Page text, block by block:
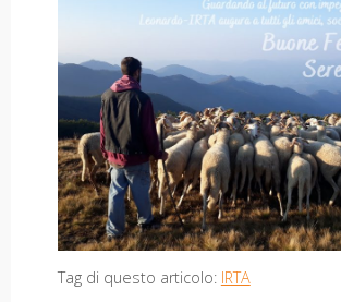
Tag di questo articolo: IRTA